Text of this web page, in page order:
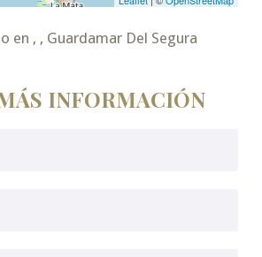
en , , Guardamar Del Segura
INFORMACIÓN